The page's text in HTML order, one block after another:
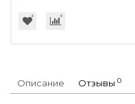
Описание Отзывы 0